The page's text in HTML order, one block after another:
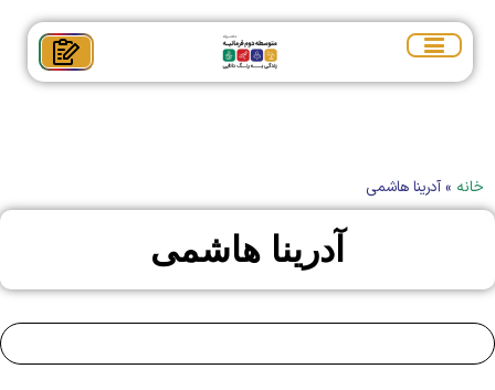
خانه »آدرینا هاشمی
آدرینا هاشمی